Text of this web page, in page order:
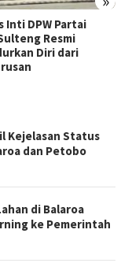
Inti DPW Partai
Resmi
Diri dari
Kejelasan Status
dan Petobo
di Balaroa
ke Pemerintah